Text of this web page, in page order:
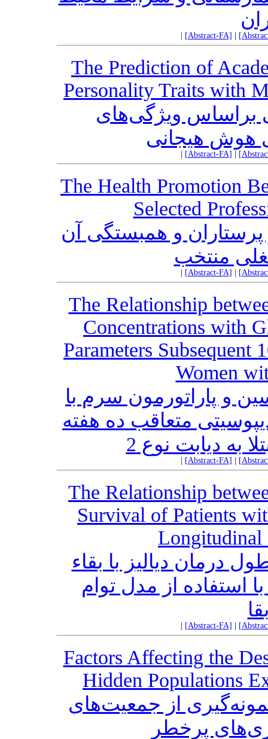
[Abstract-FA]
The Prediction of
Personality Traits with
براساس ویژگی‌های
هوش هیجانی
[Abstract-FA]
The Health Promotion
Selected
پرستاران و همبستگی آن
منتخب
[Abstract-FA]
The Relationship
Concentrations with
Parameters
Women
و پاراتورمون سرم با
متعاقب ده هفته
به دیابت نوع 2
[Abstract-FA]
The Relationship
Survival of Patients
Longitudinal
درمان دیالیز با بقاء
استفاده از مدل توام
[Abstract-FA]
Factors Affecting the
Hidden Populations
از جمعیت‌های
پرخطر